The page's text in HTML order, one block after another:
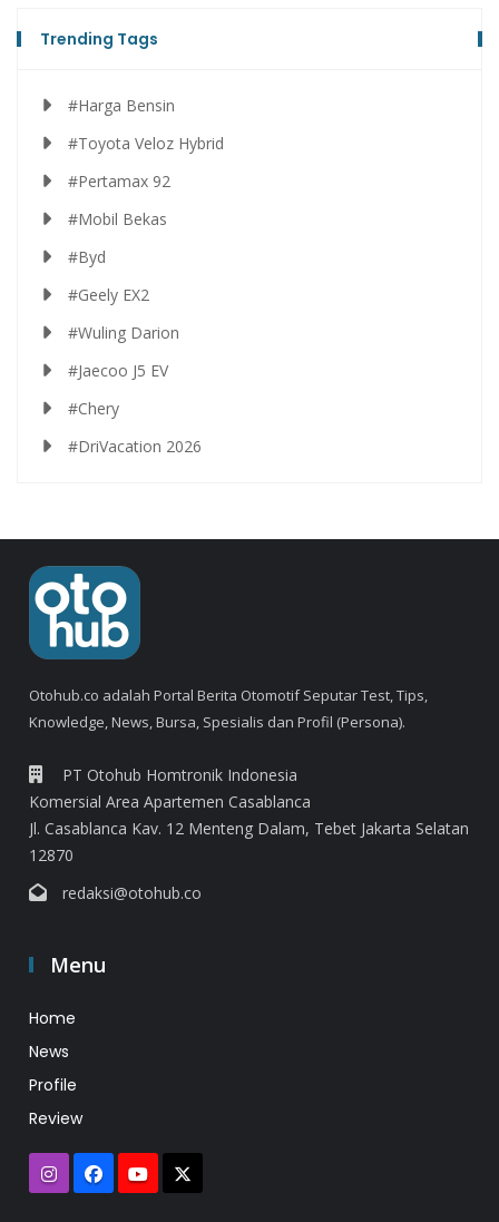
Trending Tags
#Harga Bensin
#Toyota Veloz Hybrid
#Pertamax 92
#Mobil Bekas
#Byd
#Geely EX2
#Wuling Darion
#Jaecoo J5 EV
#Chery
#DriVacation 2026
Otohub.co adalah Portal Berita Otomotif Seputar Test, Tips,
Knowledge, News, Bursa, Spesialis dan Profil (Persona).
PT Otohub Homtronik Indonesia
Komersial Area Apartemen Casablanca
Jl. Casablanca Kav. 12 Menteng Dalam, Tebet Jakarta Selatan
12870
redaksi@otohub.co
Menu
Home
News
Profile
Review